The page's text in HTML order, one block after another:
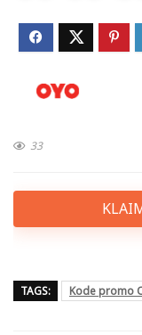
33
TAGS: Kode promo